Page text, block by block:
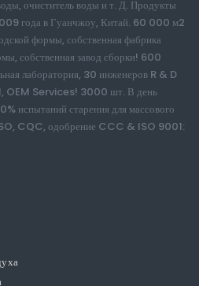
профессиональным
водородной воды, очиститель воды и
более 12 лет с 2009 года в Гуанчжоу,
формы заводской формы,
фабрика формы, собственная
Профессиональная лаборатория, 30
в ODM, OEM Services!
мощностей! 100% испытаний
CE, CB, ROHS, SASO, CQC,